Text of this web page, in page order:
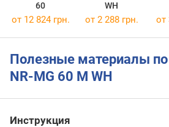
60
WH
от 12 824 грн. от 2 288 грн. от
Полезные материалы
NR-MG 60 M WH
Инструкция